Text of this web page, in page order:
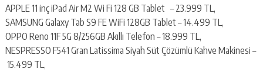
APPLE 11 inç iPad Air M2 Wi Fi 128 GB Tablet – 23.999 TL,
SAMSUNG Galaxy Tab S9 FE WiFi 128GB Tablet – 14.499 TL,
OPPO Reno 11F 5G 8/256GB Akıllı Telefon – 18.999 TL,
NESPRESSO F541 Gran Latissima Siyah Süt Çözümlü Kahve Makinesi –
15.499 TL,